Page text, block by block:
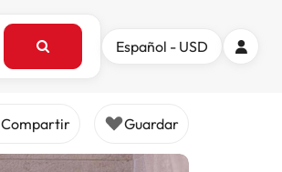
Español - USD
Compartir Guardar